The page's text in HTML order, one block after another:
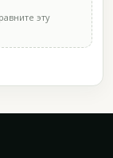
эту